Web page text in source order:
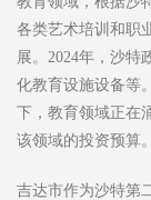
各类艺术培训和职
展。2024年，沙特
化教育设施设备等
下，教育领域正在
该领域的投资预算。
吉达市作为沙特第